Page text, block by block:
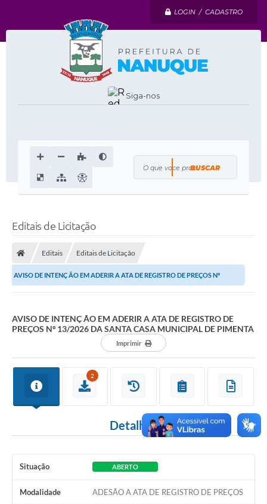
LOGIN / CADASTRO
Siga-nos
O que voce procura?
Editais de Licitação
Editais Editais de Licitação
AVISO DE INTENÇ ÃO EM ADERIR A ATA DE REGISTRO DE PREÇOS Nº
AVISO DE INTENÇ ÃO EM ADERIR A ATA DE REGISTRO DE
PREÇOS Nº 13/2026 DA SANTA CASA MUNICIPAL DE PIMENTA
Imprimir
2
Detalhes
Situação ABERTO
Modalidade ADESÃO A ATA DE REGISTRO DE PREÇOS